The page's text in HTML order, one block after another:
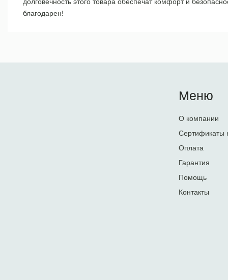
благодарен!
Меню
О компании
Сертификаты
Оплата
Гарантия
Помощь
Контакты